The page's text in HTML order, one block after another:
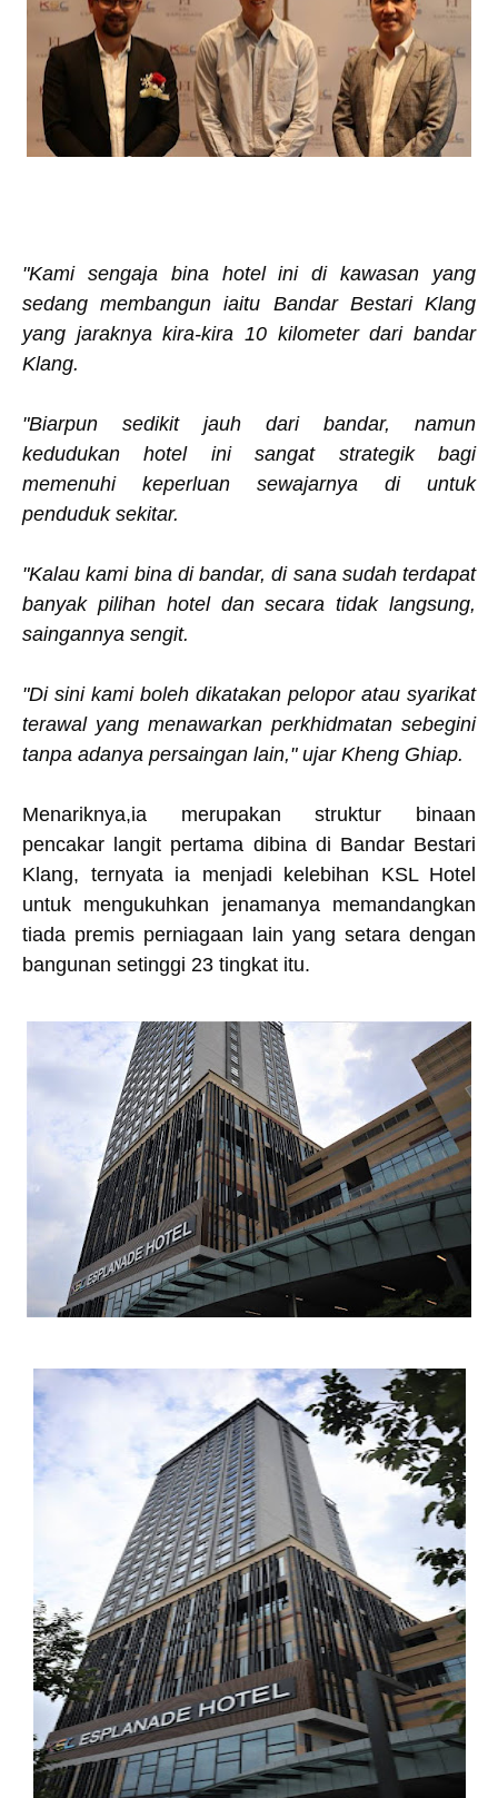
"Kami sengaja bina hotel ini di kawasan yang
sedang membangun iaitu Bandar Bestari Klang
yang jaraknya kira-kira 10 kilometer dari bandar
Klang.
"Biarpun sedikit jauh dari bandar, namun
kedudukan hotel ini sangat strategik bagi
memenuhi keperluan sewajarnya di untuk
penduduk sekitar.
"Kalau kami bina di bandar, di sana sudah terdapat
banyak pilihan hotel dan secara tidak langsung,
saingannya sengit.
"Di sini kami boleh dikatakan pelopor atau syarikat
terawal yang menawarkan perkhidmatan sebegini
tanpa adanya persaingan lain," ujar Kheng Ghiap.
Menariknya,ia merupakan struktur binaan
pencakar langit pertama dibina di Bandar Bestari
Klang, ternyata ia menjadi kelebihan KSL Hotel
untuk mengukuhkan jenamanya memandangkan
tiada premis perniagaan lain yang setara dengan
bangunan setinggi 23 tingkat itu.